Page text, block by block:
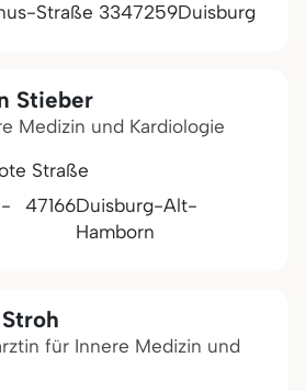
Straße 3347259Duisburg
Stieber
Medizin und Kardiologie
Straße
47166Duisburg-Alt-
Hamborn
für Innere Medizin und